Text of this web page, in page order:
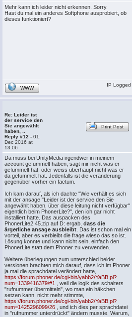
Mehr kann ich leider nicht erkennen. Sorry.
Hast du mal ein anderes Softphone ausprobiert, ob
dieses funktioniert?
WWW
IP Logged
Re: Leider ist
der service den
Sie angewählt
haben, ..
Reply #12 - 01.
Dec 2016 at
13:06
Print Post
Da muss bei UnityMedia irgendwer in meinem
account gefummelt haben, sagt mir nicht was er
gefummelt hat, oder weiss überhaupt nicht was er
da gefummelt hat. Jedenfalls ist die veränderung
gegenüber vorher ein factum.
Ich kam darauf, als ich dachte "Wie verhält es sich
mit der ansage "Leider ist der service den Sie
angewählt haben, über diese leitung nicht verfügbar"
eigentlich beim PhonerLite?", den ich gar nicht
installiert hatte. Das auspacken des
PhonerLite2.45.zip auf D: ergab, dass die
ärgerliche ansage ausbleibt . Das ist schon mal ein
vorteil, aber es verbleibt die frage wieso das so ist.
Lösung konnte und kann nicht sein, einfach den
PhonerLite statt dem Phoner zu verwenden.
Weitere überlegungen zum unterschied beider
versionen brachten mich darauf, dass ich im Phoner
ja mal die sprachdatei verändert hatte,
https://forum.phoner.de/cgi-bin/yabb2/YaBB.pl?
num=1339416379/#1
, weil die logik des schalters
"rufnummer übermitteln", wo man ein häkchen
setzen kann, nicht mehr stimmte,
https://forum.phoner.de/cgi-bin/yabb2/YaBB.pl?
num=1425296099/26 , und ich dies per sprachdatei
in "rufnummer unterdrückt" ändern musste. Warum,